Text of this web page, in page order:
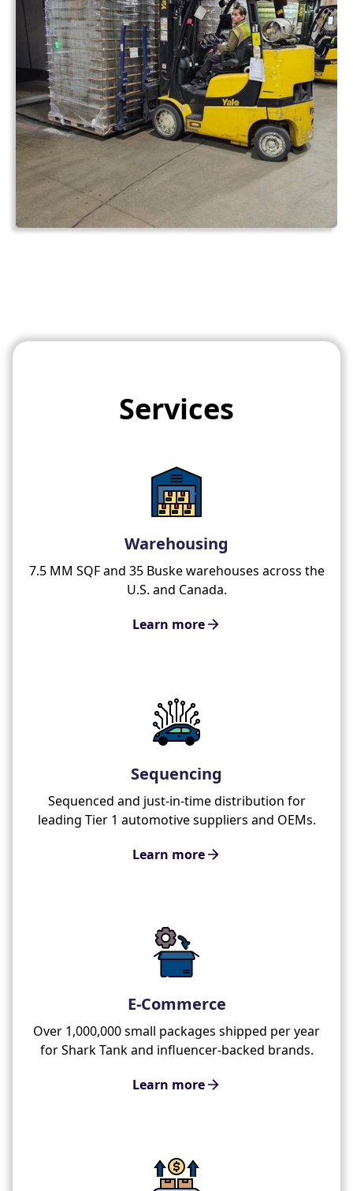
Services
Warehousing
7.5 MM SQF and 35 Buske warehouses across the
U.S. and Canada.
Learn more
Sequencing
Sequenced and just-in-time distribution for
leading Tier 1 automotive suppliers and OEMs.
Learn more
E-Commerce
Over 1,000,000 small packages shipped per year
for Shark Tank and influencer-backed brands.
Learn more